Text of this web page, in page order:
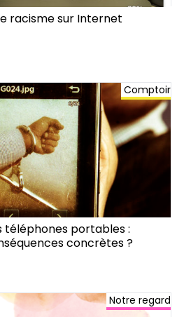
racisme sur Internet
Comptoir
téléphones portables :
concrètes ?
Notre regard